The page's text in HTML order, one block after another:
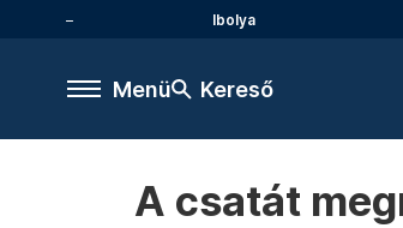
Ibolya
Menü Kereső
A csatát